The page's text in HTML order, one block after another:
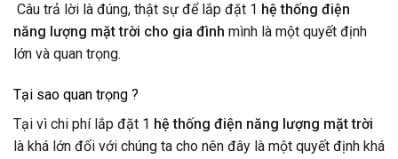
Câu trả lời là đúng, thật sự để lắp đặt 1 hệ thống điện
năng lượng mặt trời cho gia đình mình là một quyết định
lớn và quan trọng.
Tại sao quan trọng ?
Tại vì chi phí lắp đặt 1 hệ thống điện năng lượng mặt trời
là khá lớn đối với chúng ta cho nên đây là một quyết định khá